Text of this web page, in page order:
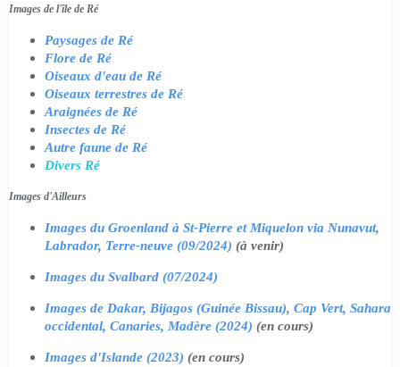
Images de l'île de Ré
Paysages de Ré
Flore de Ré
Oiseaux d'eau de Ré
Oiseaux terrestres de Ré
Araignées de Ré
Insectes de Ré
Autre faune de Ré
Divers Ré
Images d'Ailleurs
Images du Groenland à St-Pierre et Miquelon via Nunavut,
Labrador, Terre-neuve (09/2024) (à venir)
Images du Svalbard (07/2024)
Images de Dakar, Bijagos (Guinée Bissau), Cap Vert, Sahara
occidental, Canaries, Madère (2024) (en cours)
Images d'Islande (2023) (en cours)